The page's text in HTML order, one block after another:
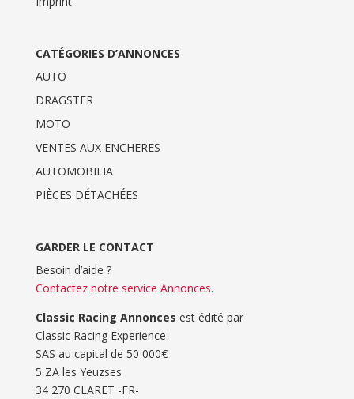
CATÉGORIES D’ANNONCES
AUTO
DRAGSTER
MOTO
VENTES AUX ENCHERES
AUTOMOBILIA
PIÈCES DÉTACHÉES
GARDER LE CONTACT
Besoin d’aide ?
Contactez notre service Annonces.
Classic Racing Annonces est édité par
Classic Racing Experience
SAS au capital de 50 000€
5 ZA les Yeuzses
34 270 CLARET -FR-